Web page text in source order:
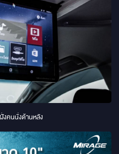
งคนนั่งด้านหลัง